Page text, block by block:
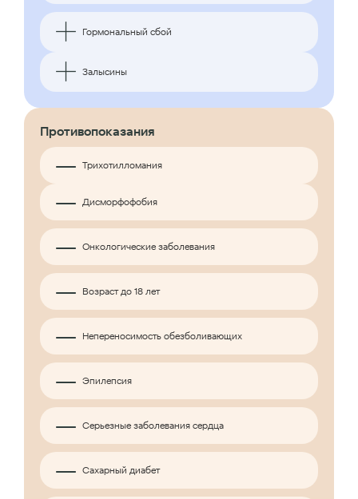
Гормональный сбой
Залысины
Противопоказания
Трихотилломания
Дисморфофобия
Онкологические заболевания
Возраст до 18 лет
Непереносимость обезболивающих
Эпилепсия
Серьезные заболевания сердца
Сахарный диабет